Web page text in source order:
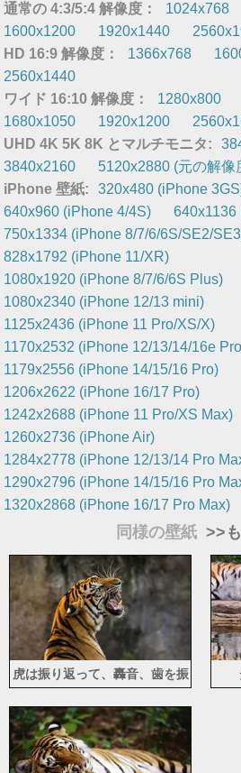
通常の 4:3/5:4 解像度： 1024x768
1600x1200
1920x1440
HD 16:9 解像度：
1366x768
2560x1440
ワイド 16:10 解像度：
1280x800
1680x1050
1920x1200
UHD 4K 5K 8K とマルチモニタ:
3840x2160
5120x2880 (元の解像
iPhone 壁紙:
320x480 (iPhone
640x960 (iPhone 4/4S)
640x1136
750x1334 (iPhone 8/7/6/6S/SE2/
828x1792 (iPhone 11/XR)
1080x1920 (iPhone 8/7/6/6S Plus)
1080x2340 (iPhone 12/13 mini)
1125x2436 (iPhone 11 Pro/XS/X)
1170x2532 (iPhone 12/13/14/16e
1179x2556 (iPhone 14/15/16 Pro)
1206x2622 (iPhone 16/17 Pro)
1242x2688 (iPhone 11 Pro/XS Max)
1260x2736 (iPhone Air)
1284x2778 (iPhone 12/13/14 Pro
1290x2796 (iPhone 14/15/16 Pro
1320x2868 (iPhone 16/17 Pro Max)
同様の壁紙 >>
虎は振り返って、轟音、歯を振